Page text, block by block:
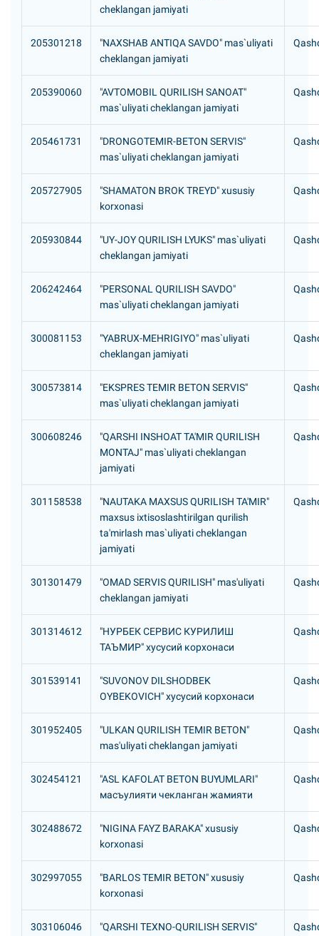
cheklangan jamiyati
205301218
"NAXSHAB ANTIQA SAVDO" mas`uliyati
cheklangan jamiyati
205390060
"AVTOMOBIL QURILISH SANOAT"
mas`uliyati cheklangan jamiyati
205461731
"DRONGOTEMIR-BETON SERVIS"
mas`uliyati cheklangan jamiyati
205727905
"SHAMATON BROK TREYD" xususiy
korxonasi
205930844
"UY-JOY QURILISH LYUKS" mas`uliyati
cheklangan jamiyati
206242464
"PERSONAL QURILISH SAVDO"
mas`uliyati cheklangan jamiyati
300081153
"YABRUX-MEHRIGIYO" mas`uliyati
cheklangan jamiyati
300573814
"EKSPRES TEMIR BETON SERVIS"
mas`uliyati cheklangan jamiyati
300608246
"QARSHI INSHOAT TA'MIR QURILISH
MONTAJ" mas`uliyati cheklangan
jamiyati
301158538
"NAUTAKA MAXSUS QURILISH TA'MIR"
maxsus ixtisoslashtirilgan qurilish
ta'mirlash mas`uliyati cheklangan
jamiyati
301301479
"OMAD SERVIS QURILISH" mas'uliyati
cheklangan jamiyati
301314612
"HУРБЕК СЕРВИС КУРИЛИШ
ТАЪМИР" хусусий корхонаси
301539141
"SUVONOV DILSHODBEK
OYBEKOVICH" хусусий корхонаси
301952405
"ULKAN QURILISH TEMIR BETON"
mas'uliyati cheklangan jamiyati
302454121
"ASL KAFOLAT BETON BUYUMLARI"
масъулияти чекланган жамияти
302488672
"NIGINA FAYZ BARAKA" xususiy
korxonasi
302997055
"BARLOS TEMIR BETON" xususiy
korxonasi
303106046
"QARSHI TEXNO-QURILISH SERVIS"